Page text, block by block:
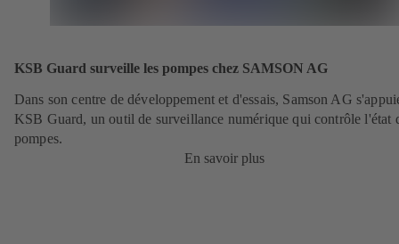
KSB Guard surveille les pompes chez SAMSON AG
Dans son centre de développement et d'essais, Samson AG
KSB Guard, un outil de surveillance numérique qui contrôle l'état
pompes.
En savoir plus